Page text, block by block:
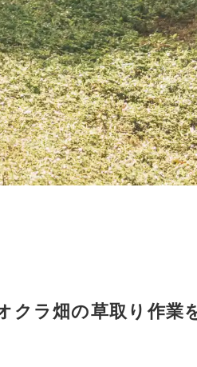
クラ畑の草取り作業